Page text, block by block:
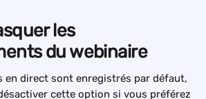
les
du webinaire
en direct sont enregistrés par défaut,
cette option si vous préférez